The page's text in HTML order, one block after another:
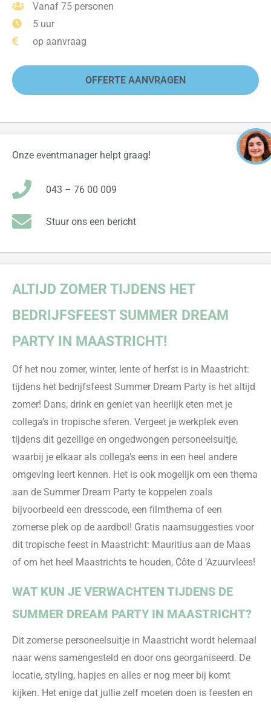
Vanaf 75 personen
5 uur
op aanvraag
OFFERTE AANVRAGEN
Onze eventmanager helpt graag!
043 – 76 00 009
Stuur ons een bericht
ALTIJD ZOMER TIJDENS HET
BEDRIJFSFEESTSUMMER DREAM
PARTY IN MAASTRICHT!
Of het nou zomer, winter, lente of herfst is in Maastricht:
tijdens het bedrijfsfeest Summer Dream Party is het altijd
zomer! Dans, drink en geniet van heerlijk eten met je
collega’s in tropische sferen. Vergeet je werkplek even
tijdens dit gezellige en ongedwongen personeelsuitje,
waarbij je elkaar als collega’s eens in een heel andere
omgeving leert kennen. Het is ook mogelijk om een thema
aan de Summer Dream Party te koppelen zoals
bijvoorbeeld een dresscode, een filmthema of een
zomerse plek op de aardbol! Gratis naamsuggesties voor
dit tropische feest in Maastricht: Mauritius aan de Maas
of om het heel Maastrichts te houden, Côte d ’Azuurvlees!
WAT KUN JE VERWACHTEN TIJDENS DE
SUMMER DREAM PARTY IN MAASTRICHT?
Dit zomerse personeelsuitje in Maastricht wordt helemaal
naar wens samengesteld en door ons georganiseerd. De
locatie, styling, hapjes en alles er nog meer bij komt
kijken. Het enige dat jullie zelf moeten doen is feesten en